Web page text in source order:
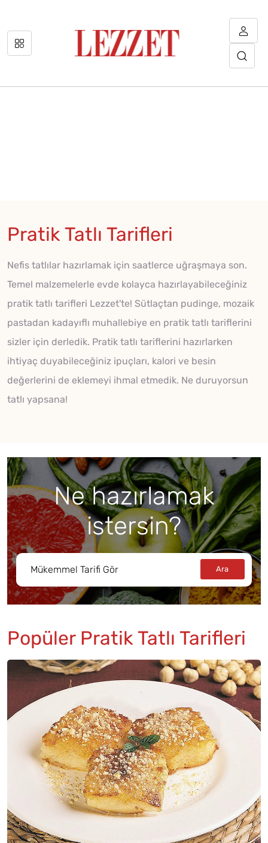
Pratik Tatlı Tarifleri
Nefis tatlılar hazırlamak için saatlerce uğraşmaya son.
Temel malzemelerle evde kolayca hazırlayabileceğiniz
pratik tatlı tarifleri Lezzet'te! Sütlaçtan pudinge, mozaik
pastadan kadayıflı muhallebiye en pratik tatlı tariflerini
sizler için derledik. Pratik tatlı tariflerini hazırlarken
ihtiyaç duyabileceğiniz ipuçları, kalori ve besin
değerlerini de eklemeyi ihmal etmedik. Ne duruyorsun
tatlı yapsana!
Ne hazırlamak
istersin?
Popüler Pratik Tatlı Tarifleri